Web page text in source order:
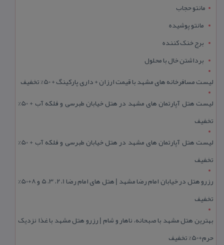
مانتو حجاب
مانتو پوشیده
برج خنک کننده
برداشتن خال با محلول
لیست مسافرخانه های مشهد با قیمت ارزان + داری پارکینگ + 50% تخفیف
لیست هتل آپارتمان های مشهد در هتل خیابان طبرسی و فلکه آب + 50%
تخفیف
لیست هتل آپارتمان های مشهد در هتل خیابان طبرسی و فلکه آب + 50%
تخفیف
رزرو هتل در خیابان امام رضا مشهد | هتل‌ های امام رضا 1، 2، 3، 5 و 8+50%
تخفیف
بهترین هتل مشهد با صبحانه، ناهار و شام | رزرو هتل مشهد با غذا نزدیک
حرم+50% تخفیف